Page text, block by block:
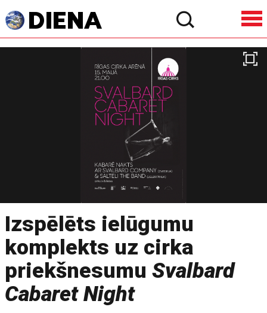
Izspēlēts ielūgumu
komplekts uz cirka
priekšnesumuSvalbard
Cabaret Night